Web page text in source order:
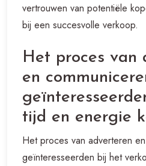
vertrouwen van potentiële
bij een succesvolle verkoop.
Het proces van
en
tijd en energie
Het proces van adverteren
geïnteresseerden bij het